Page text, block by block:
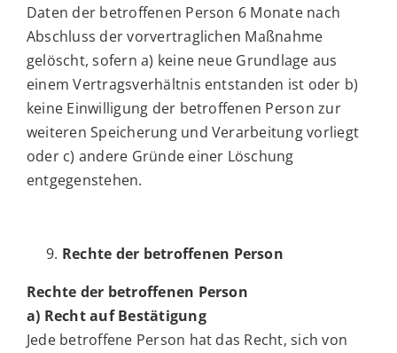
Daten der betroffenen Person 6 Monate nach
Abschluss der vorvertraglichen Maßnahme
gelöscht, sofern a) keine neue Grundlage aus
einem Vertragsverhältnis entstanden ist oder b)
keine Einwilligung der betroffenen Person zur
weiteren Speicherung und Verarbeitung vorliegt
oder c) andere Gründe einer Löschung
entgegenstehen.
Rechte der betroffenen Person
Rechte der betroffenen Person
a) Recht auf Bestätigung
Jede betroffene Person hat das Recht, sich von